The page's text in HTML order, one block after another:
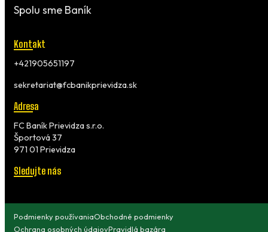
Spolu sme Baník
Kontakt
+421905651197
sekretariat@fcbanikprievidza.sk
Adresa
FC Baník Prievidza s.r.o.
Športová 37
971 01 Prievidza
Sledujte nás
Podmienky používaniaObchodné podmienky
Ochrana osobných údajovPravidlá bazára